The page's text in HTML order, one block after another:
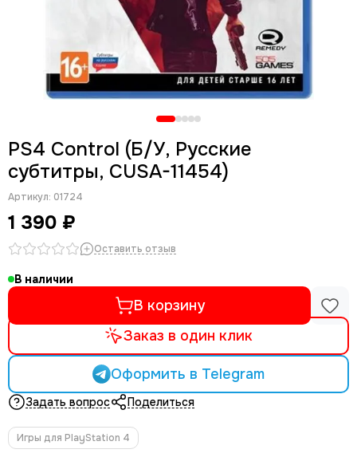
PS4 Control (Б/У, Русские
субтитры, CUSA-11454)
Артикул: 01724
1 390 ₽
Оставить отзыв
В наличии
В корзину
Заказ в один клик
Оформить в Telegram
Задать вопрос Поделиться
Игры для PlayStation 4